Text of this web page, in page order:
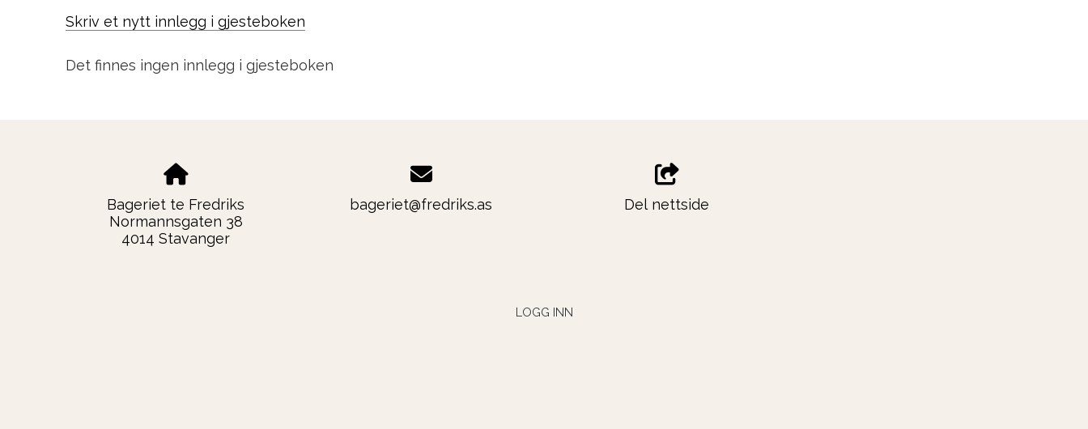
Skriv et nytt innlegg i gjesteboken
Det finnes ingen innlegg i gjesteboken
Bageriet te Fredriks
Normannsgaten 38
4014 Stavanger
bageriet@fredriks.as Del nettside
LOGG INN